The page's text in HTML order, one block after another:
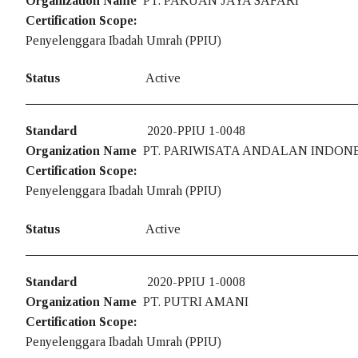
Klien PIHK –
Certification Scope:
Penyelenggara Ibadah Umrah (PPIU)
Status Active
Standard
2020-PPIU 1-0048
Organization Name PT. PARIWISATA ANDALAN
Certification Scope:
Penyelenggara Ibadah Umrah (PPIU)
Status Active
Standard
2020-PPIU 1-0008
Organization Name PT. PUTRI AMANI
Certification Scope:
Penyelenggara Ibadah Umrah (PPIU)